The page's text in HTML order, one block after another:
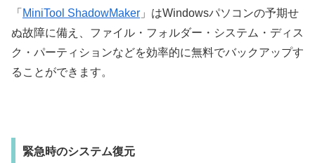
「 MiniTool ShadowMaker 」はWindowsパソコンの予期せ
ぬ故障に備え、ファイル・フォルダー・システム・ディス
ク・パーティションなどを効率的に無料でバックアップす
ることができます。
緊急時のシステム復元